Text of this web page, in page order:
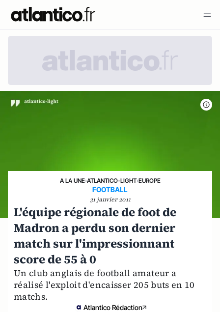
A LA UNE›ATLANTICO-LIGHT›EUROPE
FOOTBALL
31 janvier 2011
L'équipe régionale de foot de
Madron a perdu son dernier
match sur l'impressionnant
score de 55 à 0
Un club anglais de football amateur a
réalisé l'exploit d'encaisser 205 buts en 10
matchs.
Atlantico Rédaction